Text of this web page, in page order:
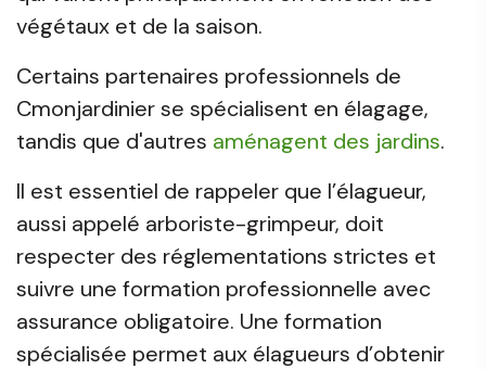
végétaux et de la saison.
Certains partenaires professionnels de
Cmonjardinier se spécialisent en élagage,
tandis que d'autres aménagent des jardins.
Il est essentiel de rappeler que l’élagueur,
aussi appelé arboriste-grimpeur, doit
respecter des réglementations strictes et
suivre une formation professionnelle avec
assurance obligatoire. Une formation
spécialisée permet aux élagueurs d’obtenir